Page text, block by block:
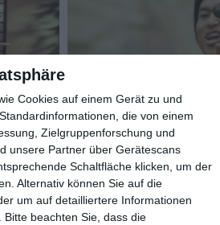
Cookies auf einem Gerät zu und
die von einem
Zielgruppenforschung und
unsere Partner über Gerätescans
Schaltfläche klicken, um der
Alternativ können Sie auf die
um auf detailliertere Informationen
Bitte beachten Sie, dass die
der fernöstlichen Popkultur
aber auch ein großes
Kultur angenommen haben. Der